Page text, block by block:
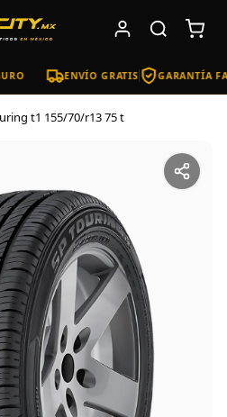
ENVÍO GRATIS GARANTÍA
t1 155/70/r13 75 t